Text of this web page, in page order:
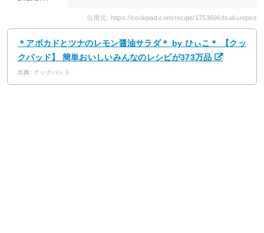
引用元: https://cookpad.com/recipe/1753696/tsukurepos
＊アボカドとツナのレモン醤油サラダ＊ by ひぃこ＊ 【クッ
クパッド】 簡単おいしいみんなのレシピが373万品
出典: クックパッド